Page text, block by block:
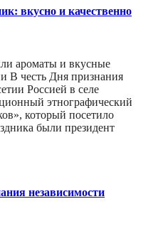
вкусно и качественно
ароматы и вкусные
В честь Дня признания
Россией в селе
этнографический
который посетило
были президент
независимости